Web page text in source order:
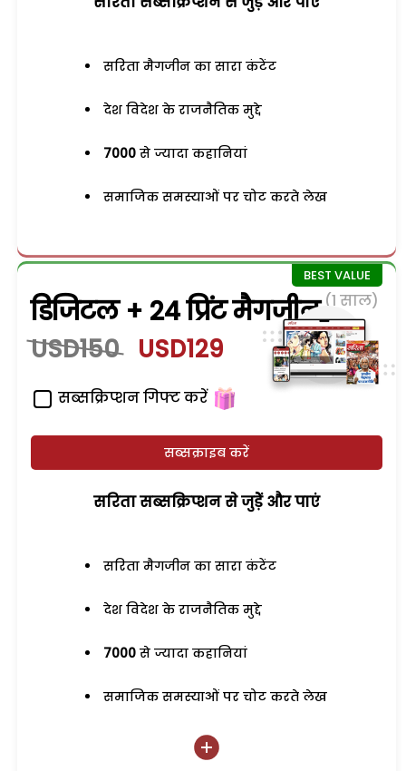
सरिता मैगजीन का सारा कंटेंट
देश विदेश के राजनैतिक मुद्दे
7000 से ज्यादा कहानियां
समाजिक समस्याओं पर चोट करते लेख
डिजिटल + 24 प्रिंट मैगजीन (1 साल)
USD150 USD129
सब्सक्रिप्शन गिफ्ट करें
सब्सक्राइब करें
सरिता सब्सक्रिप्शन से जुड़ेें और पाएं
सरिता मैगजीन का सारा कंटेंट
देश विदेश के राजनैतिक मुद्दे
7000 से ज्यादा कहानियां
समाजिक समस्याओं पर चोट करते लेख